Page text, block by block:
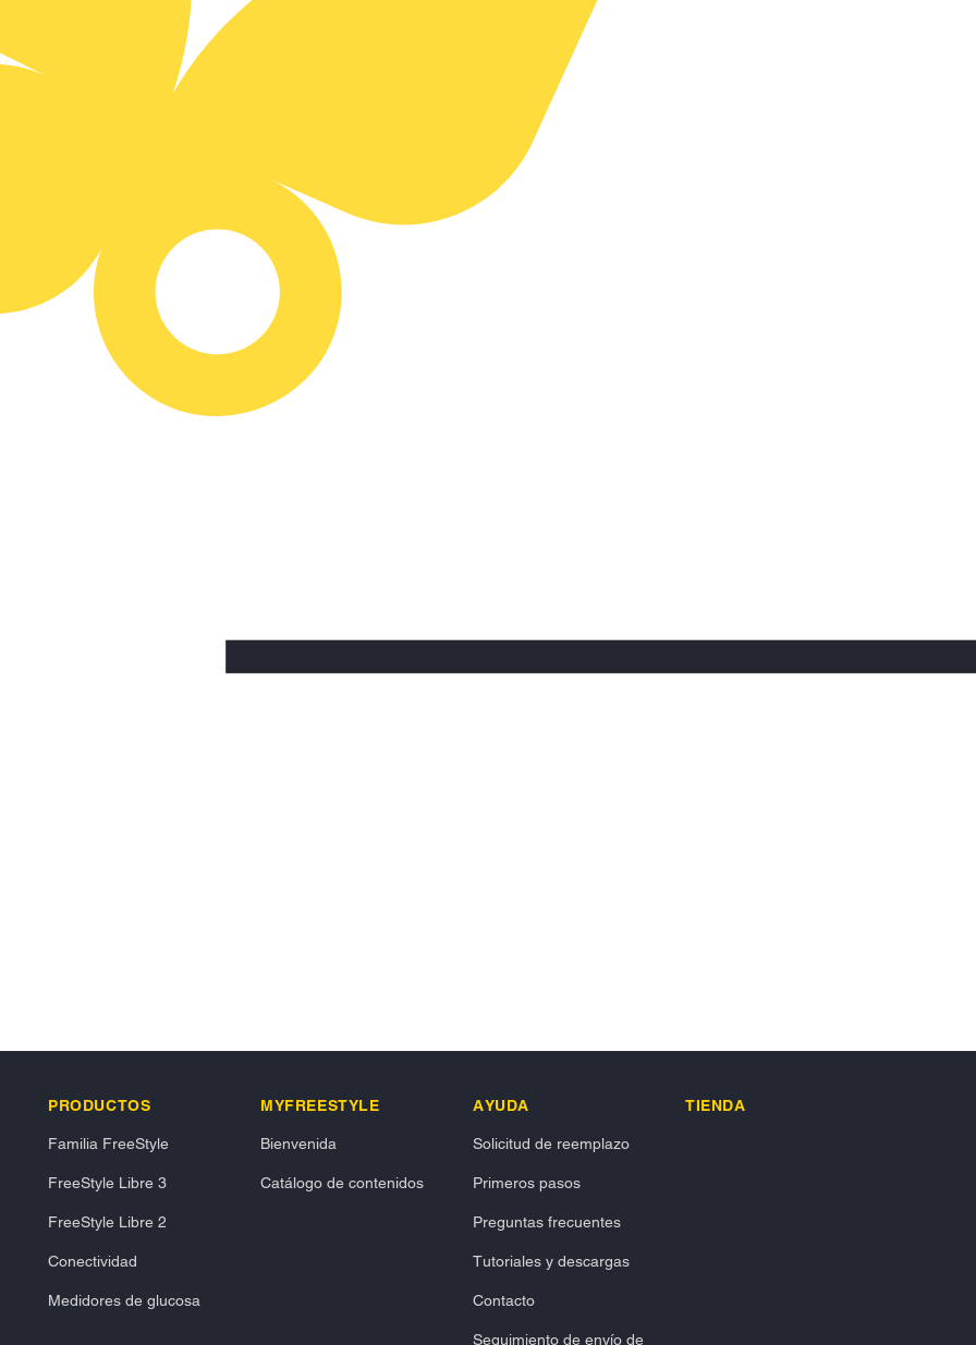
PRODUCTOS
Familia FreeStyle
FreeStyle Libre 3
FreeStyle Libre 2
Conectividad
Medidores de glucosa
MYFREESTYLE
Bienvenida
Catálogo de contenidos
AYUDA
Solicitud de reemplazo
Primeros pasos
Preguntas frecuentes
Tutoriales y descargas
Contacto
Seguimiento de envío de
TIENDA